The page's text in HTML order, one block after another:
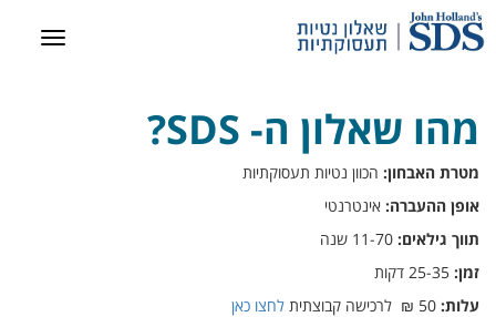
מהו שאלון ה- SDS?
מטרת האבחון: הכוון נטיות תעסוקתיות
אופן ההעברה: אינטרנטי
תווך גילאים:
זמן:
עלות: 50 ₪ לרכישה קבוצתית
לחצו כאן